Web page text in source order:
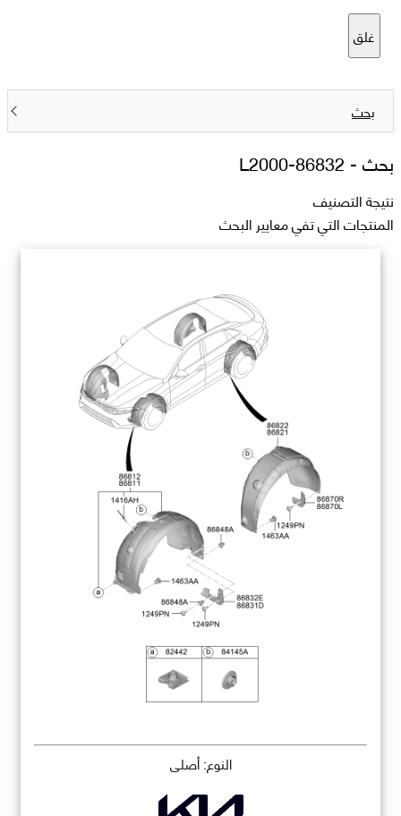
غلق
بحث
بحث - 86832-L2000
نتيجة التصنيف
المنتجات التي تفي معايير البحث
النوع: أصلي